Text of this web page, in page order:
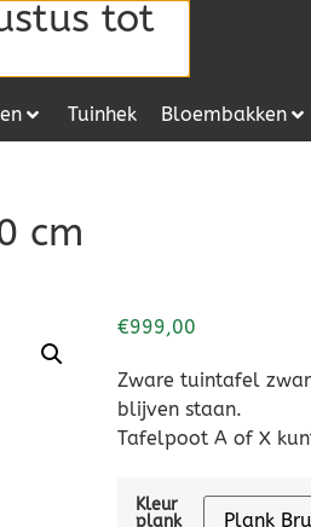
Tuinhek Bloembakken
cm
€999,00
Zware tuintafel
blijven staan.
Tafelpoot A of X
Kleur
plank
tot